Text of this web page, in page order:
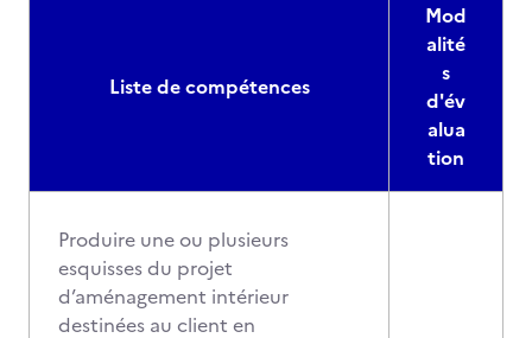
Liste de compétences
Mod
alité
s
d'év
alua
tion
Produire une ou plusieurs
esquisses du projet
d’aménagement intérieur
destinées au client en